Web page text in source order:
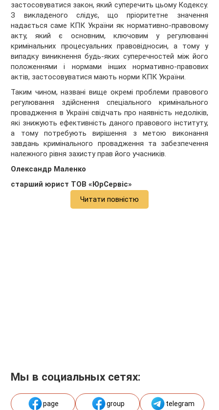
застосовуватися закон, який суперечить цьому Кодексу.
З викладеного слідує, що пріоритетне значення
надається саме КПК України як нормативно-правовому
акту, який є основним, ключовим у регулюванні
кримінальних процесуальних правовідносин, а тому у
випадку виникнення будь-яких суперечностей між його
положеннями і нормами інших нормативно-правових
актів, застосовуватися мають норми КПК України.
Таким чином, названі вище окремі проблеми правового
регулювання здійснення спеціального кримінального
провадження в Україні свідчать про наявність недоліків,
які знижують ефективність даного правового інституту,
а тому потребують вирішення з метою виконання
завдань кримінального провадження та забезпечення
належного рівня захисту прав його учасників.
Олександр Маленко
старший юрист ТОВ «ЮрСервіс»
Читати повністю
Мы в социальных сетях:
page group telegram